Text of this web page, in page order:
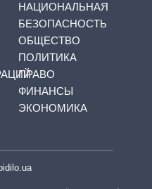
НАЦИОНАЛЬНАЯ
БЕЗОПАСНОСТЬ
ОБЩЕСТВО
ПОЛИТИКА
ПРАВО
ФИНАНСЫ
ЭКОНОМИКА